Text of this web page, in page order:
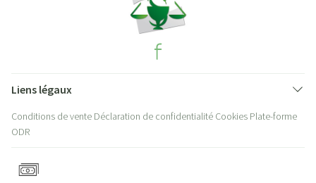
Liens légaux
Conditions de vente Déclaration de confidentialité Cookies Plate-forme
ODR